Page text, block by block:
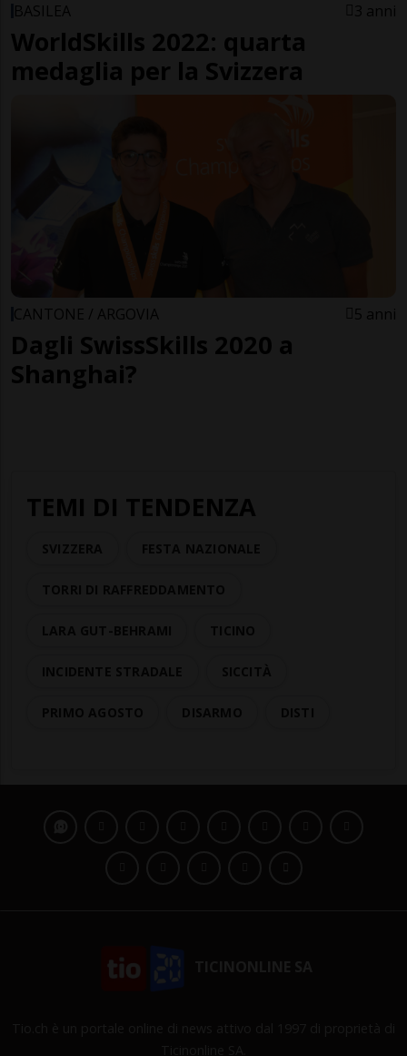
BASILEA 3 anni
WorldSkills 2022: quarta
medaglia per la Svizzera
CANTONE / ARGOVIA 5 anni
Dagli SwissSkills 2020 a
Shanghai?
TEMI DI TENDENZA